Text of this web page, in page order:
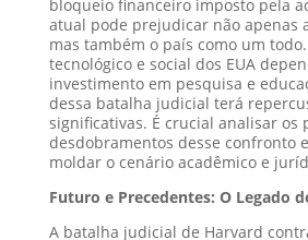
bloqueio financeiro imposto pela
atual pode prejudicar não apenas
mas também o país como um
tecnológico e social dos EUA
investimento em pesquisa e
dessa batalha judicial terá
significativas. É crucial analisar os
desdobramentos desse confronto
moldar o cenário acadêmico e
Futuro e Precedentes: O Legado
A batalha judicial de Harvard